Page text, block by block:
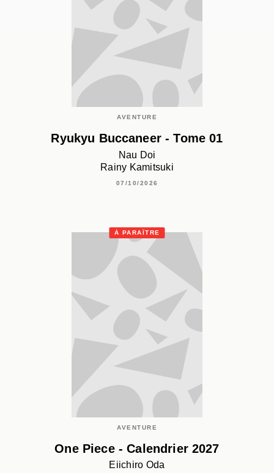
AVENTURE
Ryukyu Buccaneer - Tome 01
Nau Doi
Rainy Kamitsuki
07/10/2026
À PARAÎTRE
AVENTURE
One Piece - Calendrier 2027
Eiichiro Oda